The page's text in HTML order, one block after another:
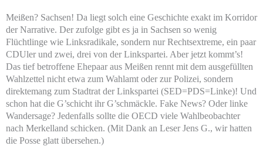
Meißen? Sachsen! Da liegt solch eine Geschichte exakt im Korridor
der Narrative. Der zufolge gibt es ja in Sachsen so wenig
Flüchtlinge wie Linksradikale, sondern nur Rechtsextreme, ein paar
CDUler und zwei, drei von der Linkspartei. Aber jetzt kommt’s!
Das tief betroffene Ehepaar aus Meißen rennt mit dem ausgefüllten
Wahlzettel nicht etwa zum Wahlamt oder zur Polizei, sondern
direktemang zum Stadtrat der Linkspartei (SED=PDS=Linke)! Und
schon hat die G’schicht ihr G’schmäckle. Fake News? Oder linke
Wandersage? Jedenfalls sollte die OECD viele Wahlbeobachter
nach Merkelland schicken. (Mit Dank an Leser Jens G., wir hatten
die Posse glatt übersehen.)